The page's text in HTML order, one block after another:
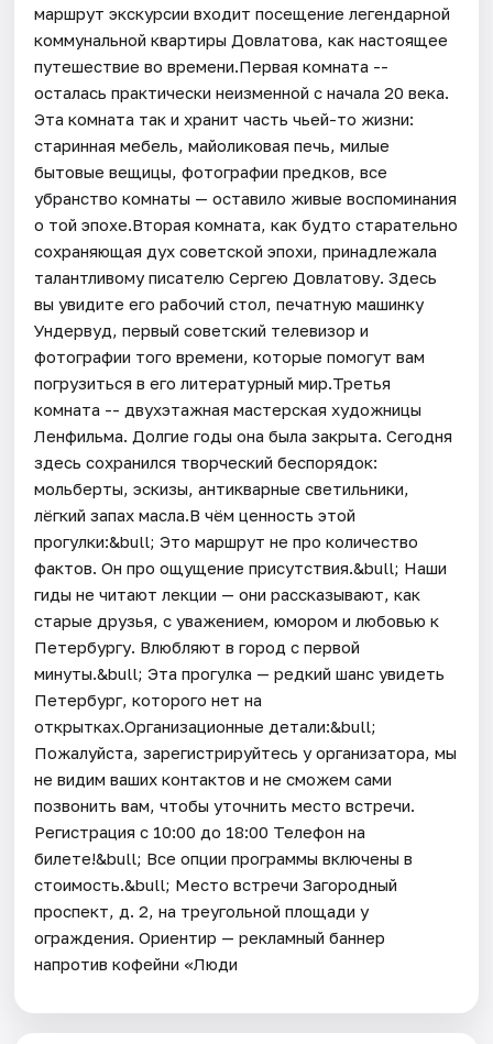
маршрут экскурсии входит посещение легендарной
коммунальной квартиры Довлатова, как настоящее
путешествие во времени.Первая комната --
осталась практически неизменной с начала 20 века.
Эта комната так и хранит часть чьей-то жизни:
старинная мебель, майоликовая печь, милые
бытовые вещицы, фотографии предков, все
убранство комнаты — оставило живые воспоминания
о той эпохе.Вторая комната, как будто старательно
сохраняющая дух советской эпохи, принадлежала
талантливому писателю Сергею Довлатову. Здесь
вы увидите его рабочий стол, печатную машинку
Ундервуд, первый советский телевизор и
фотографии того времени, которые помогут вам
погрузиться в его литературный мир.Третья
комната -- двухэтажная мастерская художницы
Ленфильма. Долгие годы она была закрыта. Сегодня
здесь сохранился творческий беспорядок:
мольберты, эскизы, антикварные светильники,
лёгкий запах масла.В чём ценность этой
прогулки:&bull; Это маршрут не про количество
фактов. Он про ощущение присутствия.&bull; Наши
гиды не читают лекции — они рассказывают, как
старые друзья, с уважением, юмором и любовью к
Петербургу. Влюбляют в город с первой
минуты.&bull; Эта прогулка — редкий шанс увидеть
Петербург, которого нет на
открытках.Организационные детали:&bull;
Пожалуйста, зарегистрируйтесь у организатора, мы
не видим ваших контактов и не сможем сами
позвонить вам, чтобы уточнить место встречи.
Регистрация c 10:00 до 18:00 Телефон на
билете!&bull; Все опции программы включены в
стоимость.&bull; Место встречи Загородный
проспект, д. 2, на треугольной площади у
ограждения. Ориентир — рекламный баннер
напротив кофейни «Люди